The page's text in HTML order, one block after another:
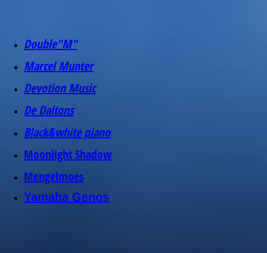
Double"M"
Marcel Munter
Devotion Music
De Daltons
Black&white piano
Moonlight Shadow
Mengelmoes
Yamaha Genos